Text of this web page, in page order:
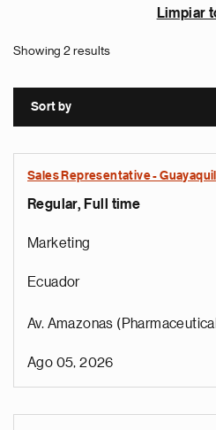
Limpiar
Showing 2 results
Sort by
Sales Representative -
Regular, Full time
Marketing
Ecuador
Av. Amazonas
Ago 05, 2026